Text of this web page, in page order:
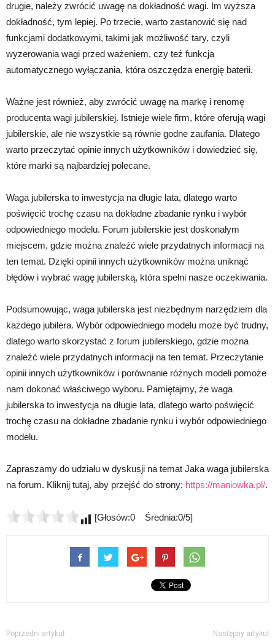
drugie, należy zwrócić uwagę na dokładność wagi. Im wyższa
dokładność, tym lepiej. Po trzecie, warto zastanowić się nad
funkcjami dodatkowymi, takimi jak możliwość tary, czyli
wyzerowania wagi przed ważeniem, czy też funkcja
automatycznego wyłączania, która oszczędza energię baterii.
Ważne jest również, aby zwrócić uwagę na markę i renomę
producenta wagi jubilerskiej. Istnieje wiele firm, które oferują wagi
jubilerskie, ale nie wszystkie są równie godne zaufania. Dlatego
warto przeczytać opinie innych użytkowników i dowiedzieć się,
które marki są najbardziej polecane.
Waga jubilerska to inwestycja na długie lata, dlatego warto
poświęcić trochę czasu na dokładne zbadanie rynku i wybór
odpowiedniego modelu. Forum jubilerskie jest doskonałym
miejscem, gdzie można znaleźć wiele przydatnych informacji na
ten temat. Dzięki opinii innych użytkowników można uniknąć
błędów i wybrać wagę jubilerską, która spełni nasze oczekiwania.
Podsumowując, waga jubilerska jest niezbędnym narzędziem dla
każdego jubilera. Wybór odpowiedniego modelu może być trudny,
dlatego warto skorzystać z forum jubilerskiego, gdzie można
znaleźć wiele przydatnych informacji na ten temat. Przeczytanie
opinii innych użytkowników i porównanie różnych modeli pomoże
nam dokonać właściwego wyboru. Pamiętajmy, że waga
jubilerska to inwestycja na długie lata, dlatego warto poświęcić
trochę czasu na dokładne zbadanie rynku i wybór odpowiedniego
modelu.
Zapraszamy do udziału w dyskusji na temat Jaka waga jubilerska
na forum. Kliknij tutaj, aby przejść do strony: https://maniowka.pl/.
[Głosów:0 Średnia:0/5]
Poprzedni artykuł Następny artykuł